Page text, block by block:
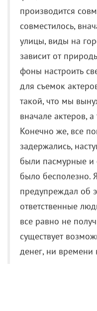
для съемок
такой, что мы
вначале актеров,
Конечно же, все
задержались,
были пасмурные и
было бесполезно.
предупреждал об
ответственные
все равно не
существует
денег, ни времени